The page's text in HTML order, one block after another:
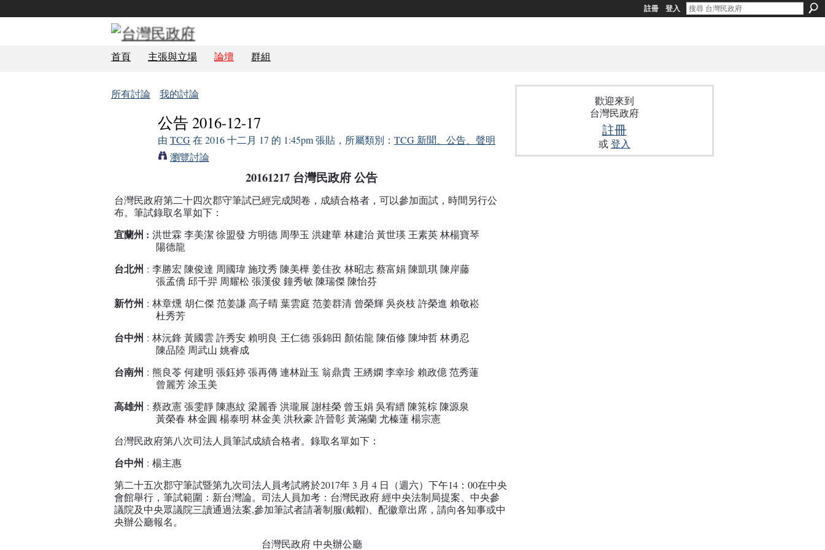
註冊 登入
首頁 主張與立場 論壇 群組
所有討論 我的討論
公告 2016-12-17
由 TCG在 2016 十二月 17 的 1:45pm 張貼，所屬類別： TCG 新聞、公告、聲明
瀏覽討論
20161217 台灣民政府 公告
台灣民政府第二十四次郡守筆試已經完成閱卷，成績合格者，可以參加面試，時間另行公
布。筆試錄取名單如下：
宜蘭州 : 洪世霖 李美潔 徐盟發 方明德 周學玉 洪建華 林建治 黃世瑛 王素英 林楊寶琴
陽德龍
台北州 : 李勝宏 陳俊達 周國瑋 施玟秀 陳美樺 姜佳孜 林昭志 蔡富娟 陳凱琪 陳岸藤
張孟僑 邱千羿 周耀松 張漢俊 鐘秀敏 陳瑞傑 陳怡芬
新竹州 : 林章燻 胡仁傑 范姜謙 高子晴 葉雲庭 范姜群清 曾榮輝 吳炎枝 許榮進 賴敬崧
杜秀芳
台中州 : 林沅鋒 黃國雲 許秀安 賴明良 王仁德 張錦田 顏佑龍 陳佰修 陳坤哲 林勇忍
陳品陸 周武山 姚睿成
台南州 : 熊良苓 何建明 張鈺婷 張再傳 連林趾玉 翁鼎貴 王綉嫻 李幸珍 賴政億 范秀蓮
曾麗芳 涂玉美
高雄州 : 蔡政憲 張雯靜 陳惠紋 梁麗香 洪瓏展 謝桂榮 曾玉娟 吳宥縉 陳筄棕 陳源泉
黃榮春 林金圓 楊泰明 林金美 洪秋豪 許晉彰 黃滿蘭 尤榛蓮 楊宗憲
台灣民政府第八次司法人員筆試成績合格者。 錄取名單如下：
台中州 : 楊主惠
第二十五次郡守筆試暨第九次司法人員考試將於2017年 3 月 4 日（週六）下午14：00在中央
會館舉行，筆試範圍：新台灣論。司法人員加考：台灣民政府 經中央法制局提案、中央參
議院及中央眾議院三讀通過法案,參加筆試者請著制服(戴帽)、配徽章出席，請向各知事或中
央辦公廳報名。
台灣民政府 中央辦公廳
歡迎來到
台灣民政府
註冊
或登入